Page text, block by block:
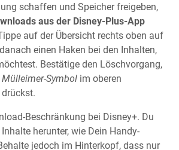
schaffen und Speicher freigeben,
aus der Disney-Plus-App
auf der Übersicht rechts oben auf
einen Haken bei den Inhalten,
Bestätige den Löschvorgang,
Mülleimer-Symbol im oberen
Beschränkung bei Disney+. Du
herunter, wie Dein Handy-
jedoch im Hinterkopf, dass nur